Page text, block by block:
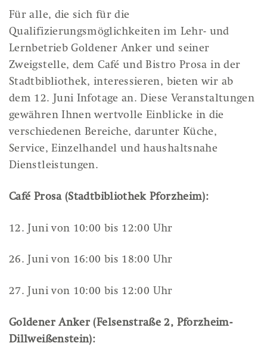
Für alle, die sich für die
Qualifizierungsmöglichkeiten im Lehr- und
Lernbetrieb Goldener Anker und seiner
Zweigstelle, dem Café und Bistro Prosa in der
Stadtbibliothek, interessieren, bieten wir ab
dem 12. Juni Infotage an. Diese Veranstaltungen
gewähren Ihnen wertvolle Einblicke in die
verschiedenen Bereiche, darunter Küche,
Service, Einzelhandel und haushaltsnahe
Dienstleistungen.
Café Prosa (Stadtbibliothek Pforzheim):
12. Juni von 10:00 bis 12:00 Uhr
26. Juni von 16:00 bis 18:00 Uhr
27. Juni von 10:00 bis 12:00 Uhr
Goldener Anker (Felsenstraße 2, Pforzheim-
Dillweißenstein):